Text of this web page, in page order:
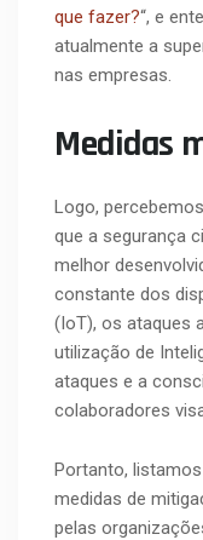
que fazer?“, e
atualmente a
nas empresas.
Medidas
Logo,
que a segurança
melhor
constante dos
(IoT), os ataques
utilização de
ataques e a
colaboradores
Portanto,
medidas de
pelas